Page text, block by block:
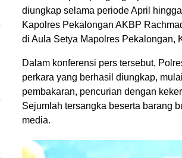
diungkap selama periode April
Kapolres Pekalongan AKBP
di Aula Setya Mapolres Pekalongan,
Dalam konferensi pers tersebut,
perkara yang berhasil diungkap,
pembakaran, pencurian dengan
Sejumlah tersangka beserta barang
media.